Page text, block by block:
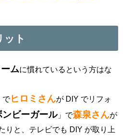
ット
ムに慣れているという方はな
でヒロミさんが DIY でリフォ
ンビーガール」で森泉さんが
りと、テレビでも DIY が取り上